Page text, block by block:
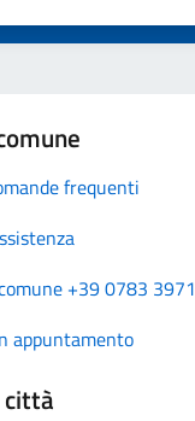
frequenti
+39 0783 3971
appuntamento
città